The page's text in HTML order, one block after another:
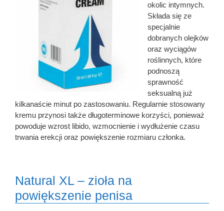
okolic intymnych.
Składa się ze
specjalnie
dobranych olejków
oraz wyciągów
roślinnych, które
podnoszą
sprawność
seksualną już
kilkanaście minut po zastosowaniu. Regularnie stosowany
kremu przynosi także długoterminowe korzyści, ponieważ
powoduje wzrost libido, wzmocnienie i wydłużenie czasu
trwania erekcji oraz powiększenie rozmiaru członka.
Natural XL – zioła na
powiększenie penisa